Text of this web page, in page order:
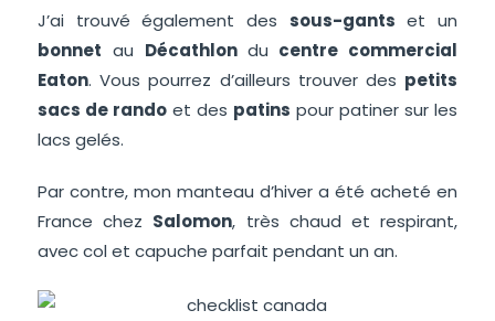
J’ai trouvé également des sous-gants et un
bonnet au Décathlondu centre commercial
Eaton. Vous pourrez d’ailleurs trouver des petits
sacs de rando et des patins pour patiner sur les
lacs gelés.
Par contre, mon manteau d’hiver a été acheté en
France chez Salomon, très chaud et respirant,
avec col et capuche parfait pendant un an.